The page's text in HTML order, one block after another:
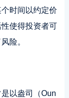
时间以约定价
使得投资者可
险。
以盎司（Oun